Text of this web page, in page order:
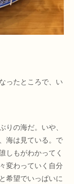
ったところで、い
の海だ。いや、
海は見ている。で
しもがわかってく
変わっていく自分
希望でいっぱいに